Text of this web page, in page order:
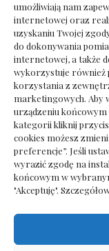
umożliwiają nam
internetowej oraz
uzyskaniu Twojej
do dokonywania
internetowej, a także
wykorzystuje również
korzystania z
marketingowych. Aby
urządzeniu końcowym
kategorii kliknij
cookies możesz
preferencje”. Jeśli
wyrazić zgodę na
końcowym w
"Akceptuję".